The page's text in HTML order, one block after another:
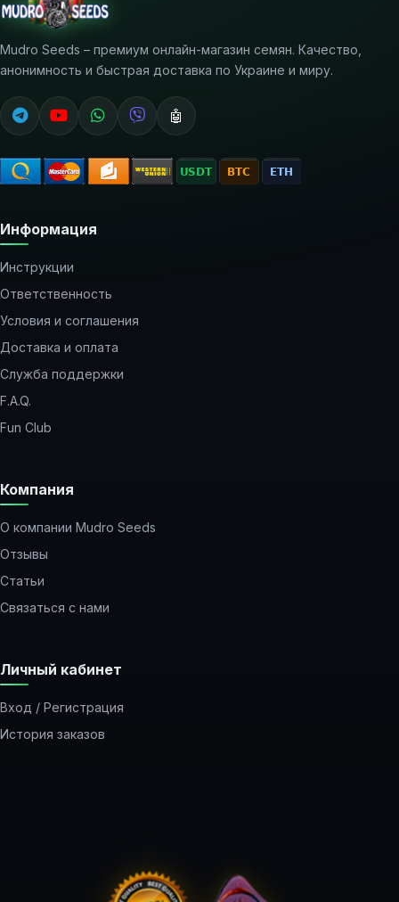
Mudro Seeds – премиум онлайн-магазин семян. Качество,
анонимность и быстрая доставка по Украине и миру.
🤖
Информация
Инструкции
Ответственность
Условия и соглашения
Доставка и оплата
Служба поддержки
F.A.Q.
Fun Club
Компания
О компании Mudro Seeds
Отзывы
Статьи
Связаться с нами
Личный кабинет
Вход / Регистрация
История заказов